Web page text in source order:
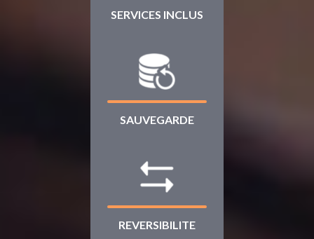
SERVICES INCLUS
SAUVEGARDE
REVERSIBILITE